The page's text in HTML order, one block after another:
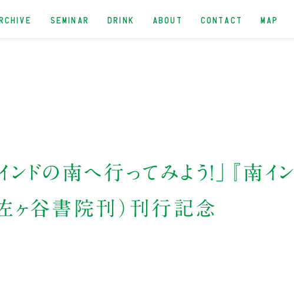
SEMINAR DRINK ABOUT CONTACT MAP
ドの南へ行ってみよう！」『南イン
ヶ谷書院刊）刊行記念